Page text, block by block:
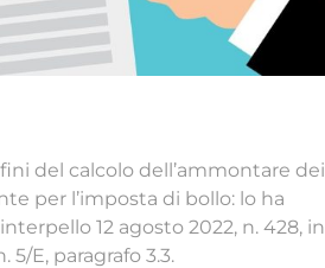
del calcolo dell’ammontare dei
per l’imposta di bollo: lo ha
12 agosto 2022, n. 428, in
E, paragrafo 3.3.